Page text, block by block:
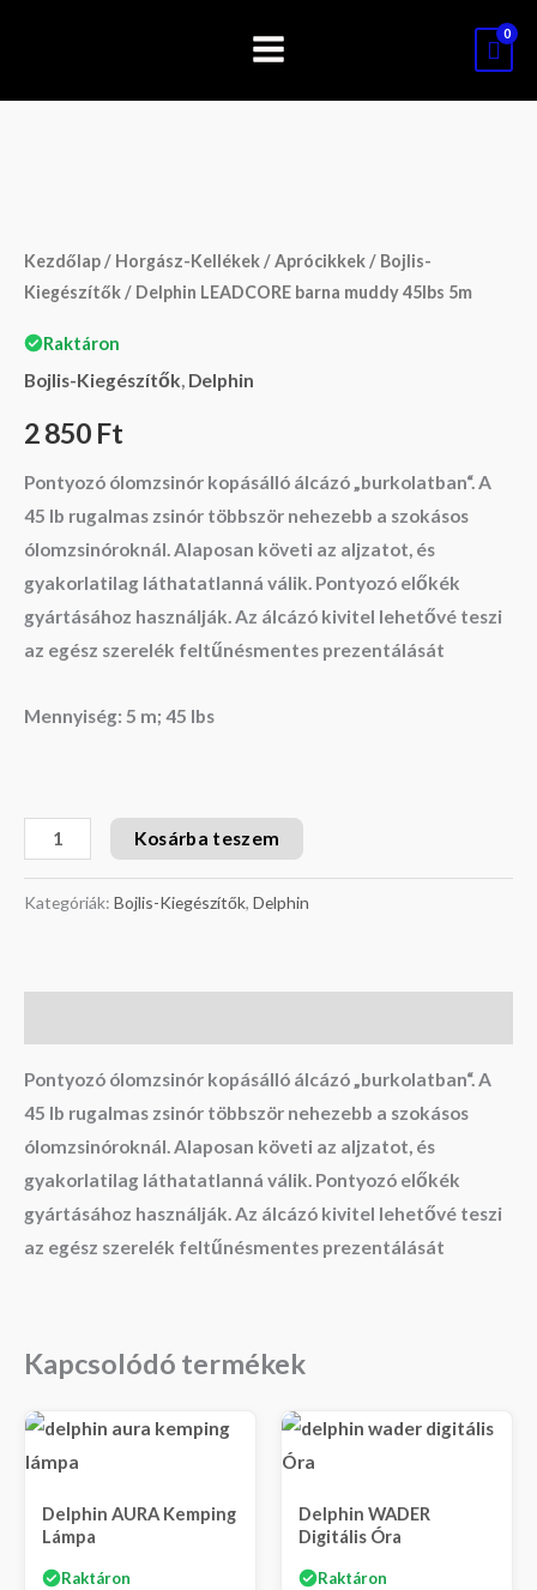
Kezdőlap/ Horgász-Kellékek/Aprócikkek/ Bojlis-
Kiegészítők/ Delphin LEADCORE barna muddy 45lbs 5m
Raktáron
Bojlis-Kiegészítők, Delphin
2 850 Ft
Pontyozó ólomzsinór kopásálló álcázó „burkolatban“. A
45 lb rugalmas zsinór többször nehezebb a szokásos
ólomzsinóroknál. Alaposan követi az aljzatot, és
gyakorlatilag láthatatlanná válik. Pontyozó előkék
gyártásához használják. Az álcázó kivitel lehetővé teszi
az egész szerelék feltűnésmentes prezentálását
Mennyiség: 5 m; 45 lbs
barna
muddy
5m
mennyiség
Kosárba teszem
Kategóriák: Bojlis-Kiegészítők, Delphin
Pontyozó ólomzsinór kopásálló álcázó „burkolatban“. A
45 lb rugalmas zsinór többször nehezebb a szokásos
ólomzsinóroknál. Alaposan követi az aljzatot, és
gyakorlatilag láthatatlanná válik. Pontyozó előkék
gyártásához használják. Az álcázó kivitel lehetővé teszi
az egész szerelék feltűnésmentes prezentálását
Kapcsolódó termékek
Delphin AURA Kemping
Lámpa
Raktáron
Delphin WADER
Digitális Óra
Raktáron